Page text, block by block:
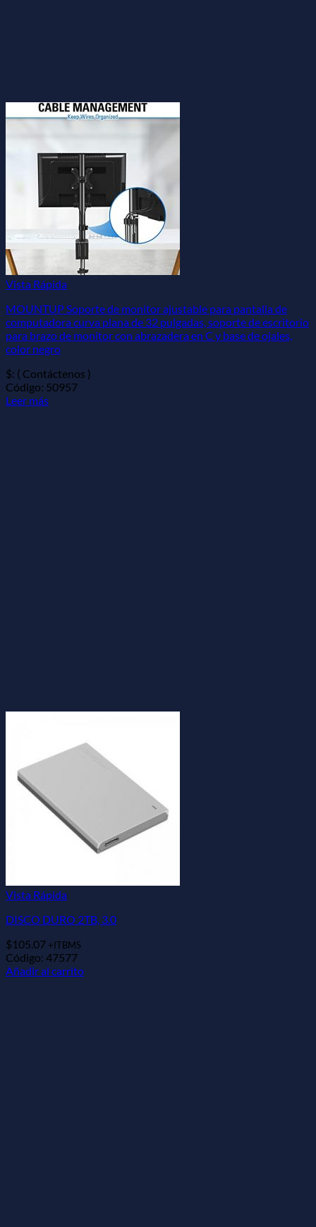
Vista Rápida
MOUNTUP Soporte de monitor ajustable para pantalla de
computadora curva plana de 32 pulgadas, soporte de escritorio
para brazo de monitor con abrazadera en C y base de ojales,
color negro
$: ( Contáctenos )
Código: 50957
Leer más
Vista Rápida
DISCO DURO 2TB, 3.0
$105.07 +ITBMS
Código: 47577
Añadir al carrito